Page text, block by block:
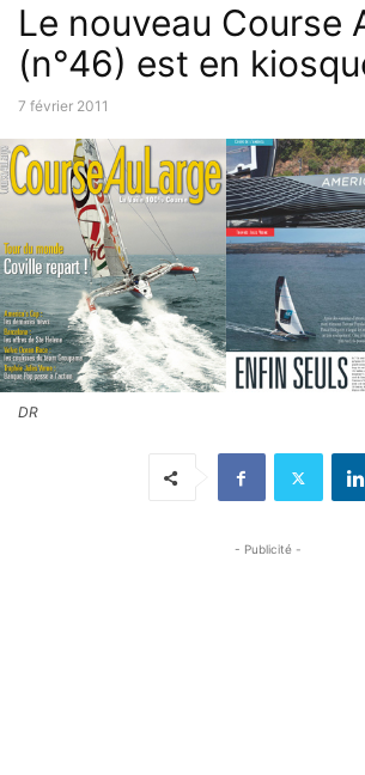
Le nouveau Course
(n°46) est en
7 février 2011
DR
- Publicité -